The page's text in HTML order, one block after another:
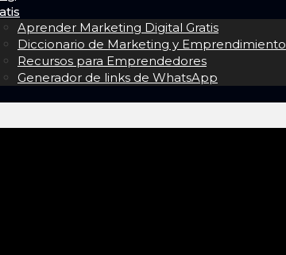
Aprender Marketing Digital Gratis
Diccionario de Marketing y Emprendimiento
Recursos para Emprendedores
Generador de links de WhatsApp